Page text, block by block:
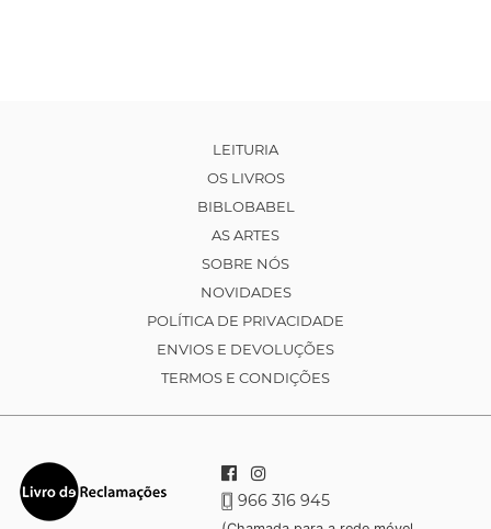
LEITURIA
OS LIVROS
BIBLOBABEL
AS ARTES
SOBRE NÓS
NOVIDADES
POLÍTICA DE PRIVACIDADE
ENVIOS E DEVOLUÇÕES
TERMOS E CONDIÇÕES
966 316 945